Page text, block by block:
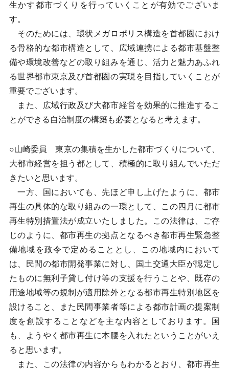
生かす都市づくりを行っていくことが有効でございま
す。
そのためには、環状メガロポリス構造を首都圏におけ
る骨格的な都市構造として、広域連携による都市基盤整
備や環境改善などの取り組みを通じ、活力と魅力あふれ
る世界都市東京及び首都圏の実現を目指していくことが
重要でございます。
また、広域行政及び大都市経営を効果的に推進するこ
とができる自治制度の構築も必要となると考えます。
○山崎委員 東京の集積を生かした都市づくりについて、
大都市経営を担う都として、積極的に取り組んでいただ
きたいと思います。
一方、国においても、先ほど申し上げたように、都市
再生の具体的な取り組みの一環として、この四月に都市
再生特別措置法が成立いたしました。この法律は、ご存
じのように、都市再生の拠点となるべき都市再生緊急整
備地域を政令で定めることとし、この地域内において
は、民間の都市開発事業に対し、国土交通大臣が認定し
たものに無利子貸し付け等の支援を行うことや、既存の
用途地域等の規制が適用除外となる都市再生特別地区を
設けること、また民間事業者等による都市計画の提案制
度を創設することなどを主な内容としております。国
も、ようやく都市再生に本腰を入れたということがいえ
ると思います。
また、この法律の内容からもわかるとおり、都市再生